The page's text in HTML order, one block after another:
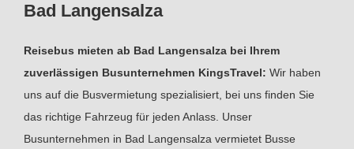
Bad Langensalza
Reisebus mieten ab Bad Langensalza bei Ihrem
zuverlässigen Busunternehmen KingsTravel: Wir haben
uns auf die Busvermietung spezialisiert, bei uns finden Sie
das richtige Fahrzeug für jeden Anlass. Unser
Busunternehmen in Bad Langensalza vermietet Busse